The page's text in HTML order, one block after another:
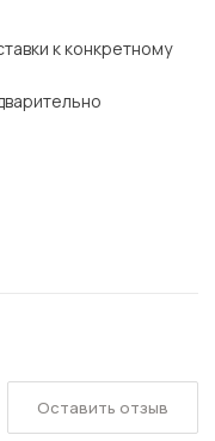
к конкретному
Оставить отзыв